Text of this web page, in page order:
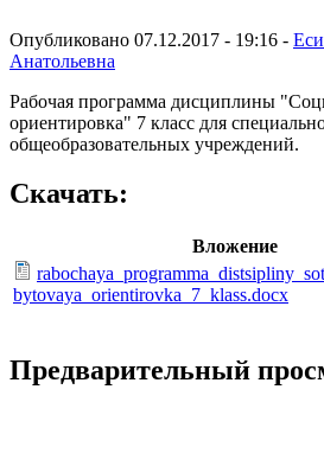
Опубликовано 07.12.2017 - 19:16 -
Анатольевна
Рабочая программа дисциплины
ориентировка" 7 класс для
общеобразовательных учреждений.
Скачать:
Вложение
bytovaya_orientirovka_7_klass.docx
Предварительный